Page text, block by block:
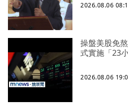
2026.08.06
操盤美股免
式實施「23
2026.08.06